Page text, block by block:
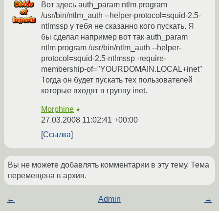
Вот здесь auth_param ntlm program
/usr/bin/ntlm_auth --helper-protocol=squid-2.5-
ntlmssp у тебя не сказанно кого пускать. Я
бы сделал например вот так auth_param
ntlm program /usr/bin/ntlm_auth --helper-
protocol=squid-2.5-ntlmssp -require-
membership-of="YOURDOMAIN.LOCAL+inet"
Тогда он будет пускать тех пользователей
которые входят в группу inet.
Morphine ★
27.03.2008 11:02:41 +00:00
Ссылка
Вы не можете добавлять комментарии в эту тему. Тема
перемещена в архив.
← Admin →